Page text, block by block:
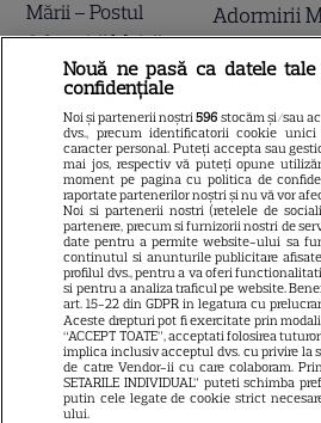
Adormirii
se
Ce vase
dacă te
pe care
bucătărie
Nouă ne pasă ca datele
confidențiale
Noi și partenerii noștri596 stocăm și/sau
dvs., precum identificatorii cookie
caracter personal. Puteți accepta sau
mai jos, respectiv vă puteți opune
moment pe pagina cu politica de
raportate partenerilor noștri și nu vă vor
Noi si partenerii nostri (retelele de
partenere, precum si furnizorii nostri de
date pentru a permite website-ului sa
continutul si anunturile publicitare
profilul dvs., pentru a va oferi
si pentru a analiza traficul pe website.
art. 15-22 din GDPR in legatura cu
Aceste drepturi pot fi exercitate prin
“ACCEPT TOATE”, acceptati folosirea
implica inclusiv acceptul dvs. cu privire la
de catre Vendor-ii cu care colaboram.
SETARILE INDIVIDUAL” puteti schimba
putin cele legate de cookie strict
ului.